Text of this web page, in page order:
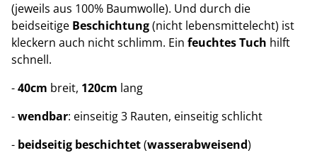
(jeweils aus 100% Baumwolle). Und durch die
beidseitige Beschichtung(nicht lebensmittelecht) ist
kleckern auch nicht schlimm. Ein feuchtes Tuch hilft
schnell.
-40cm breit, 120cm lang
-wendbar: einseitig 3 Rauten, einseitig schlicht
- beidseitig beschichtet(wasserabweisend)